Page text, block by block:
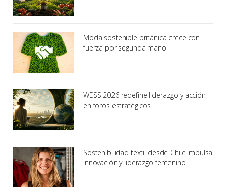
Moda sostenible británica crece con
fuerza por segunda mano
WESS 2026 redefine liderazgo y acción
en foros estratégicos
Sostenibilidad textil desde Chile impulsa
innovación y liderazgo femenino